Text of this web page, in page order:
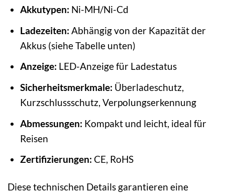
Akkutypen: Ni-MH/Ni-Cd
Ladezeiten: Abhängig von der Kapazität der
Akkus (siehe Tabelle unten)
Anzeige: LED-Anzeige für Ladestatus
Sicherheitsmerkmale: Überladeschutz,
Kurzschlussschutz, Verpolungserkennung
Abmessungen: Kompakt und leicht, ideal für
Reisen
Zertifizierungen: CE, RoHS
Diese technischen Details garantieren eine